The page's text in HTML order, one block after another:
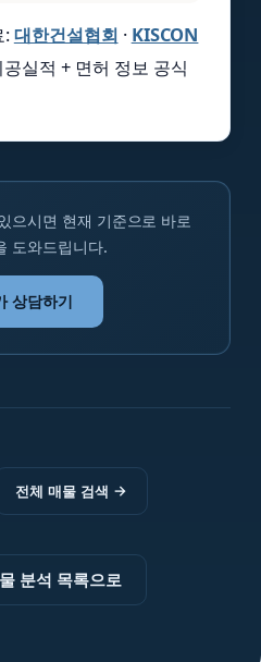
:대한건설협회 · KISCON
실적 + 면허 정보 공식
으시면 현재 기준으로 바로
도와드립니다.
상담하기
전체 매물 검색 →
분석 목록으로